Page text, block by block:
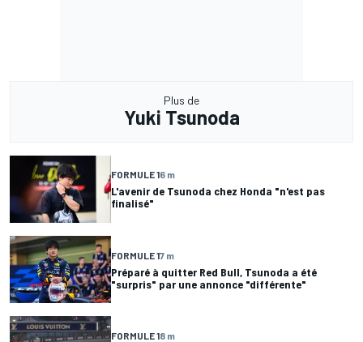
Plus de
Yuki Tsunoda
FORMULE 16 m
L'avenir de Tsunoda chez Honda "n'est pas
finalisé"
FORMULE 17 m
Préparé à quitter Red Bull, Tsunoda a été
"surpris" par une annonce "différente"
FORMULE 18 m